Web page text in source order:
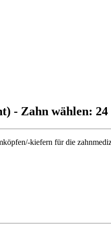
- Zahn wählen: 24
kiefern für die